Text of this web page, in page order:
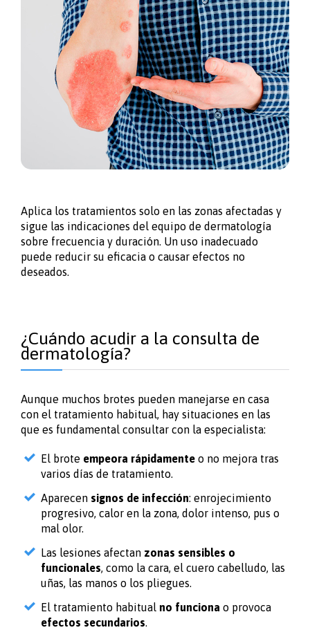
Aplica los tratamientos solo en las zonas afectadas y
sigue las indicaciones del equipo de dermatología
sobre frecuencia y duración. Un uso inadecuado
puede reducir su eficacia o causar efectos no
deseados.
¿Cuándo acudir a la consulta de
dermatología?
Aunque muchos brotes pueden manejarse en casa
con el tratamiento habitual, hay situaciones en las
que es fundamental consultar con la especialista:
El brote empeora rápidamenteo no mejora tras
varios días de tratamiento.
Aparecen signos de infección: enrojecimiento
progresivo, calor en la zona, dolor intenso, pus o
mal olor.
Las lesiones afectan zonas sensibles o
funcionales, como la cara, el cuero cabelludo, las
uñas, las manos o los pliegues.
El tratamiento habitual no funciona o provoca
efectos secundarios.